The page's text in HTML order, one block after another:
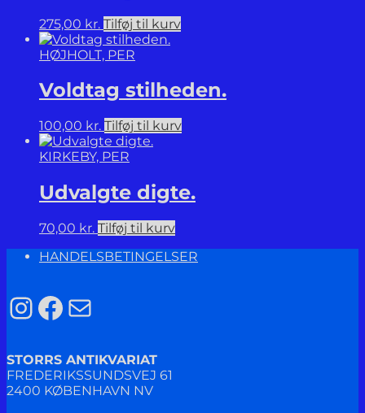
275,00 kr. Tilføj til kurv
HØJHOLT, PER
Voldtag stilheden.
100,00 kr. Tilføj til kurv
KIRKEBY, PER
Udvalgte digte.
70,00 kr. Tilføj til kurv
HANDELSBETINGELSER
Instagram
Facebook
Mail
STORRS ANTIKVARIAT
FREDERIKSSUNDSVEJ 61
2400 KØBENHAVN NV